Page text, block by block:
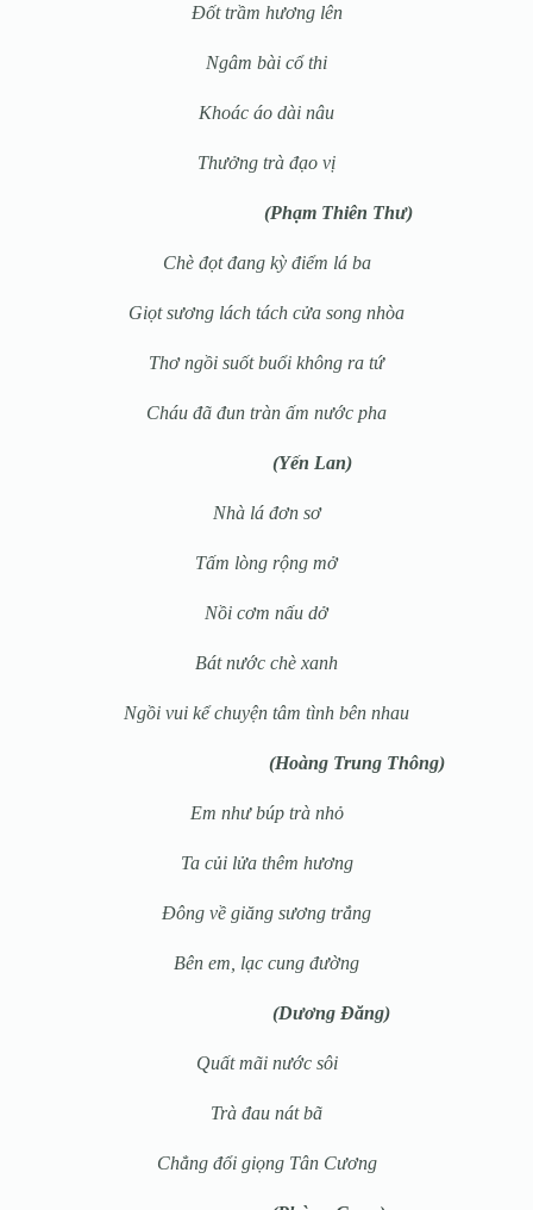
Đốt trầm hương lên
Ngâm bài cổ thi
Khoác áo dài nâu
Thưởng trà đạo vị
(Phạm Thiên Thư)
Chè đọt đang kỳ điểm lá ba
Giọt sương lách tách cửa song nhòa
Thơ ngồi suốt buổi không ra tứ
Cháu đã đun tràn ấm nước pha
(Yến Lan)
Nhà lá đơn sơ
Tấm lòng rộng mở
Nồi cơm nấu dở
Bát nước chè xanh
Ngồi vui kể chuyện tâm tình bên nhau
(Hoàng Trung Thông)
Em như búp trà nhỏ
Ta củi lửa thêm hương
Đông về giăng sương trắng
Bên em, lạc cung đường
(Dương Đăng)
Quất mãi nước sôi
Trà đau nát bã
Chẳng đổi giọng Tân Cương